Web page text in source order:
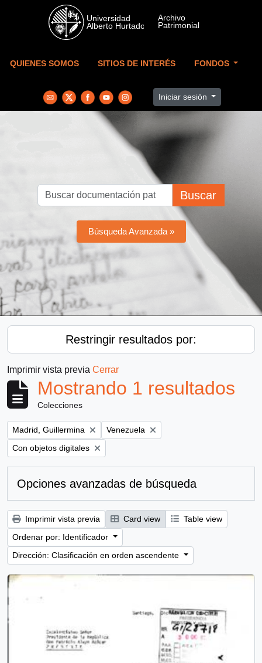
Skip to main content
QUIENES SOMOS SITIOS DE INTERÉS FONDOS
Iniciar sesión
Buscar
Búsqueda Avanzada »
Restringir resultados por:
Imprimir vista previa Cerrar
Mostrando 1 resultados
Colecciones
Remove filter:
Madrid, Guillermina Remove filter:
Venezuela
Remove filter:
Con objetos digitales
Opciones avanzadas de búsqueda
Imprimir vista previa Card view
Table view
Ordenar por: Identificador
Dirección: Clasificación en orden ascendente